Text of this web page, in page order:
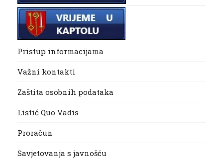
Pristup informacijama
Važni kontakti
Zaštita osobnih podataka
Listić Quo Vadis
Proračun
Savjetovanja s javnošću